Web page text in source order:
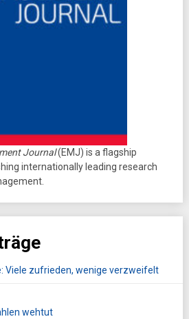
Journal(EMJ) is a flagship
internationally leading research
Viele zufrieden, wenige verzweifelt
wehtut